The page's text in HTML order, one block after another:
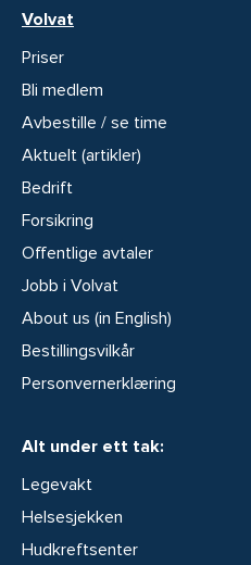
Volvat
Priser
Bli medlem
Avbestille / se time
Aktuelt (artikler)
Bedrift
Forsikring
Offentlige avtaler
Jobb i Volvat
About us (in English)
Bestillingsvilkår
Personvernerklæring
Alt under ett tak:
Legevakt
Helsesjekken
Hudkreftsenter